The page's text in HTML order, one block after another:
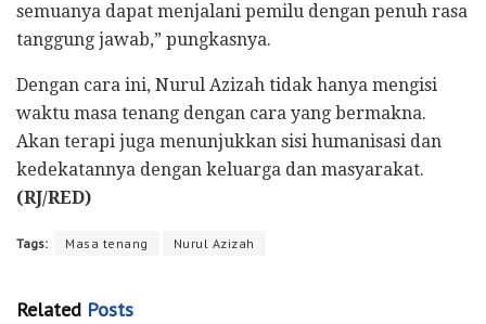
semuanya dapat menjalani pemilu dengan penuh rasa
tanggung jawab,” pungkasnya.
Dengan cara ini, Nurul Azizah tidak hanya mengisi
waktu masa tenang dengan cara yang bermakna.
Akan terapi juga menunjukkan sisi humanisasi dan
kedekatannya dengan keluarga dan masyarakat.
(RJ/RED)
Tags: Masa tenang Nurul Azizah
Related Posts